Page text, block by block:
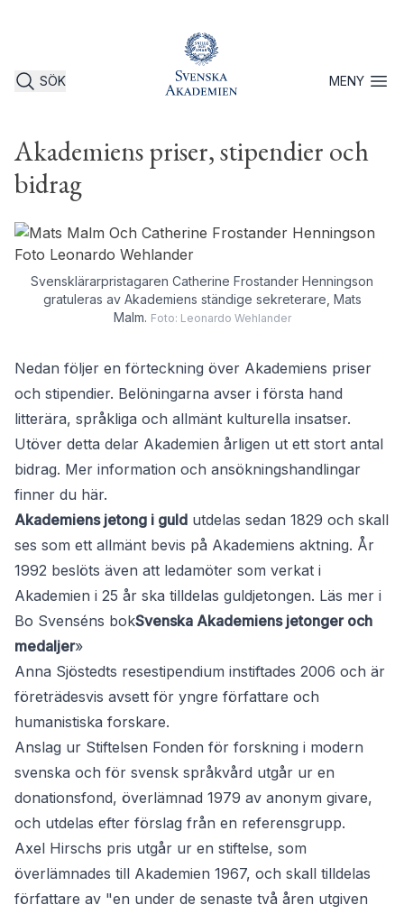
SÖK MENYÖppna
Akademiens priser, stipendier och
bidrag
Svensklärarpristagaren Catherine Frostander Henningson
gratuleras av Akademiens ständige sekreterare, Mats
Malm. Foto: Leonardo Wehlander
Nedan följer en förteckning över Akademiens priser
och stipendier. Belöningarna avser i första hand
litterära, språkliga och allmänt kulturella insatser.
Utöver detta delar Akademien årligen ut ett stort antal
bidrag. Mer information och ansökningshandlingar
finner du här.
Akademiens jetong i guld utdelas sedan 1829 och skall
ses som ett allmänt bevis på Akademiens aktning. År
1992 beslöts även att ledamöter som verkat i
Akademien i 25 år ska tilldelas guldjetongen. Läs mer i
Bo Svenséns bokSvenska Akademiens jetonger och
medaljer»
Anna Sjöstedts resestipendium instiftades 2006 och är
företrädesvis avsett för yngre författare och
humanistiska forskare.
Anslag ur Stiftelsen Fonden för forskning i modern
svenska och för svensk språkvård utgår ur en
donationsfond, överlämnad 1979 av anonym givare,
och utdelas efter förslag från en referensgrupp.
Axel Hirschs pris utgår ur en stiftelse, som
överlämnades till Akademien 1967, och skall tilldelas
författare av "en under de senaste två åren utgiven